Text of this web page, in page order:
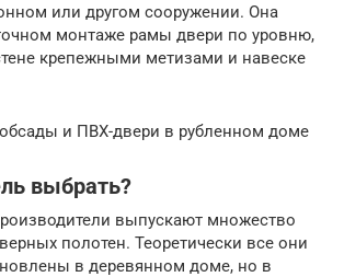
или другом сооружении. Она
монтаже рамы двери по уровню,
крепежными метизами и навеске
и ПВХ-двери в рубленном доме
выбрать?
выпускают множество
полотен. Теоретически все они
в деревянном доме, но в